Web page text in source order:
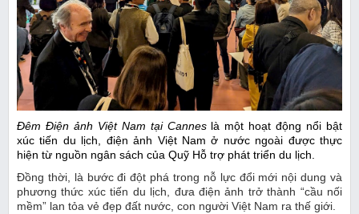
Đêm Điện ảnh Việt Nam tại Canneslà một hoạt động nổi bật
xúc tiến du lịch, điện ảnh Việt Nam ở nước ngoài được thực
hiện từ nguồn ngân sách của Quỹ Hỗ trợ phát triển du lịch.
Đồng thời, là bước đi đột phá trong nỗ lực đổi mới nội dung và
phương thức xúc tiến du lịch, đưa điện ảnh trở thành “cầu nối
mềm” lan tỏa vẻ đẹp đất nước, con người Việt Nam ra thế giới.